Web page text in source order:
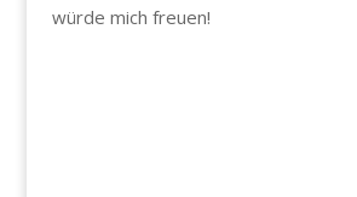
würde mich freuen!